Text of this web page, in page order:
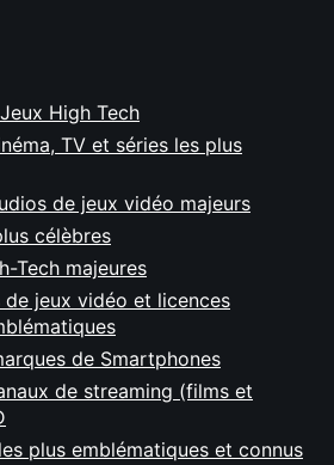
High Tech
TV et séries les plus
de jeux vidéo majeurs
célèbres
Tech majeures
de jeux vidéo et licences
de Smartphones
de streaming (films et
plus emblématiques et connus